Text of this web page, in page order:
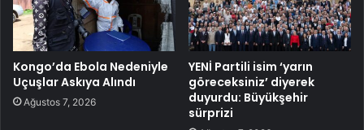
Kongo’da Ebola Nedeniyle
Uçuşlar Askıya Alındı
Ağustos 7, 2026
YENİ Partili isim ‘yarın
göreceksiniz’ diyerek
duyurdu: Büyükşehir
sürprizi